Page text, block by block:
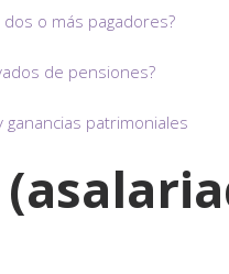
o más pagadores?
de pensiones?
ganancias patrimoniales